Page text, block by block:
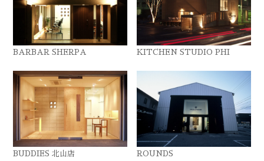
BARBAR SHERPA KITCHEN STUDIO PHI
BUDDIES 北山店 ROUNDS